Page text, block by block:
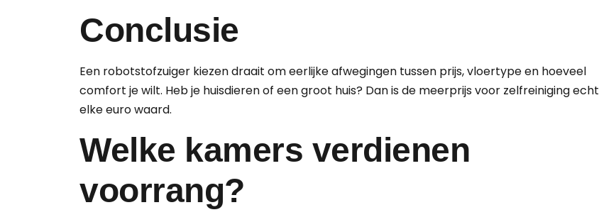
Conclusie
Een robotstofzuiger kiezen draait om eerlijke afwegingen tussen prijs, vloertype en hoeveel
comfort je wilt. Heb je huisdieren of een groot huis? Dan is de meerprijs voor zelfreiniging echt
elke euro waard.
Welke kamers verdienen
voorrang?